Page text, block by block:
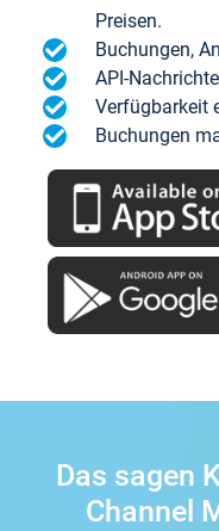
Preisen.
Buchungen,
API-
Verfügbarkeit
Buchungen
Das sagen
Channel